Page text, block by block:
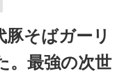
そばガーリ
。最強の次世